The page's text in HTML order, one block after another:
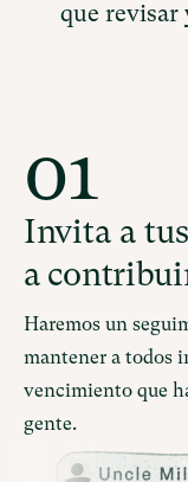
que revisar
01
Invita a
a
Haremos un
mantener a todos
vencimiento que
gente.